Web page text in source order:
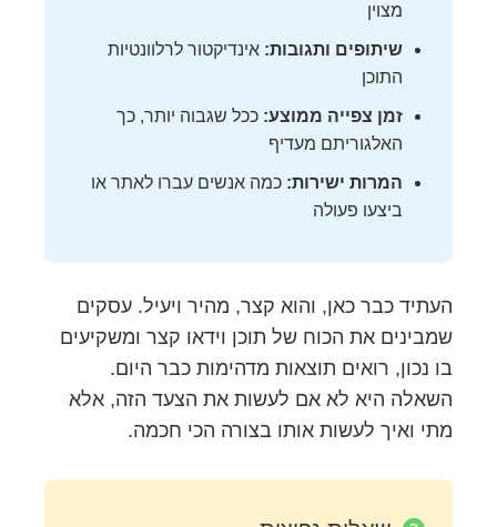
מצוין
שיתופים ותגובות: אינדיקטור לרלוונטיות
התוכן
זמן צפייה ממוצע: ככל שגבוה יותר, כך
האלגוריתם מעדיף
המרות ישירות: כמה אנשים עברו לאתר או
ביצעו פעולה
העתיד כבר כאן, והוא קצר, מהיר ויעיל. עסקים
שמבינים את הכוח של תוכן וידאו קצר ומשקיעים
בו נכון, רואים תוצאות מדהימות כבר היום.
השאלה היא לא אם לעשות את הצעד הזה, אלא
מתי ואיך לעשות אותו בצורה הכי חכמה.